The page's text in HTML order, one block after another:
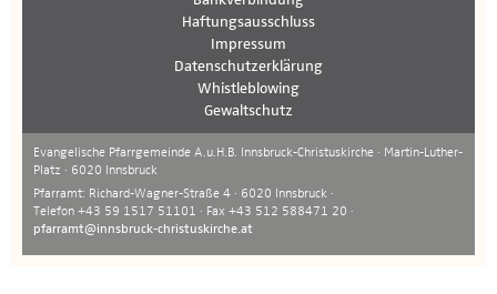
Haftungsausschluss
Impressum
Datenschutzerklärung
Whistleblowing
Gewaltschutz
Evangelische Pfarrgemeinde A.u.H.B. Innsbruck-Christuskirche · Martin-Luther-
Platz · 6020 Innsbruck
Pfarramt: Richard-Wagner-Straße 4 · 6020 Innsbruck ·
Telefon +43 59 1517 51101 · Fax +43 512 588471 20 ·
pfarramt@innsbruck-christuskirche.at